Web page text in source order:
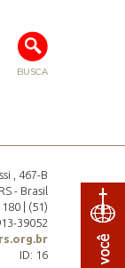
BUSCA
, 467-B
- Brasil
| (51)
39052
ID: 16